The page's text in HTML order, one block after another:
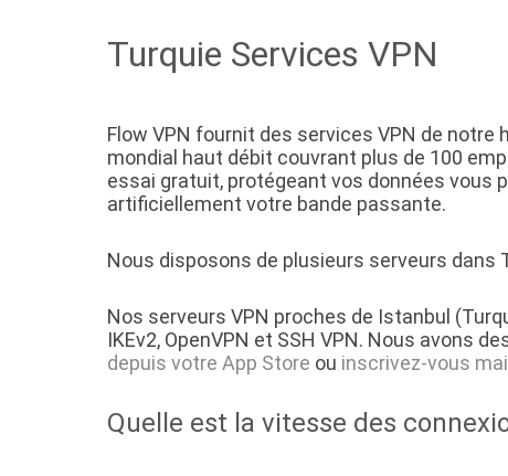
Turquie Services VPN
Flow VPN fournit des services VPN de
mondial haut débit couvrant plus de 100
essai gratuit, protégeant vos données vous
artificiellement votre bande passante.
Nous disposons de plusieurs serveurs dans
Nos serveurs VPN proches de Istanbul
IKEv2, OpenVPN et SSH VPN. Nous avons
depuis votre App Store ou inscrivez-vous
Quelle est la vitesse des